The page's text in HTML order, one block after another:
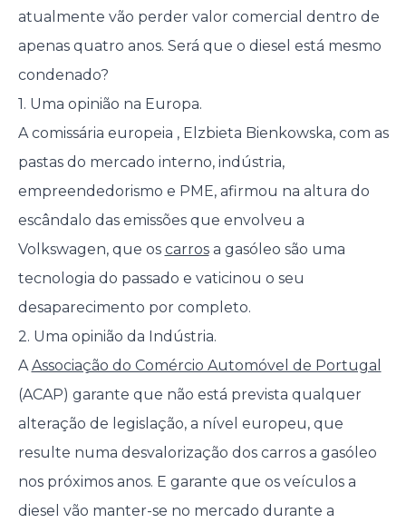
atualmente vão perder valor comercial dentro de
apenas quatro anos. Será que o diesel está mesmo
condenado?
1. Uma opinião na Europa.
A comissária europeia , Elzbieta Bienkowska, com as
pastas do mercado interno, indústria,
empreendedorismo e PME, afirmou na altura do
escândalo das emissões que envolveu a
Volkswagen, que os carrosa gasóleo são uma
tecnologia do passado e vaticinou o seu
desaparecimento por completo.
2. Uma opinião da Indústria.
AAssociação do Comércio Automóvel de Portugal
(ACAP) garante que não está prevista qualquer
alteração de legislação, a nível europeu, que
resulte numa desvalorização dos carros a gasóleo
nos próximos anos. E garante que os veículos a
diesel vão manter-se no mercado durante a